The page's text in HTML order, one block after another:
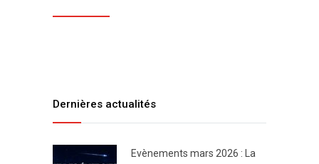
Dernières actualités
Evènements mars 2026 : La